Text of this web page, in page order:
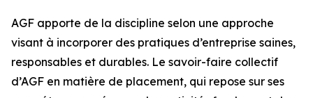
AGF apporte de la discipline selon une approche
visant à incorporer des pratiques d’entreprise saines,
responsables et durables. Le savoir-faire collectif
d’AGF en matière de placement, qui repose sur ses